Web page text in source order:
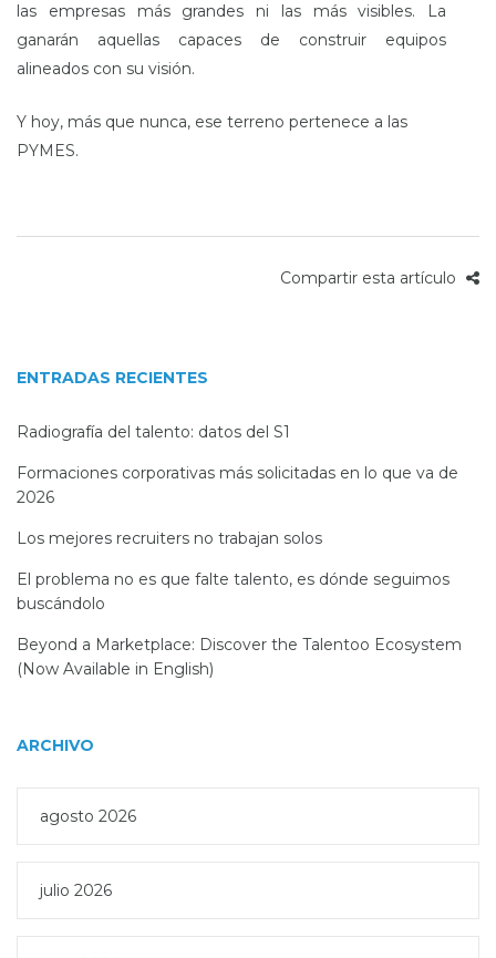
las empresas más grandes ni las más visibles. La
ganarán aquellas capaces de construir equipos
alineados con su visión.
Y hoy, más que nunca, ese terreno pertenece a las
PYMES.
Compartir esta artículo
ENTRADAS RECIENTES
Radiografía del talento: datos del S1
Formaciones corporativas más solicitadas en lo que va de
2026
Los mejores recruiters no trabajan solos
El problema no es que falte talento, es dónde seguimos
buscándolo
Beyond a Marketplace: Discover the Talentoo Ecosystem
(Now Available in English)
ARCHIVO
agosto 2026
julio 2026